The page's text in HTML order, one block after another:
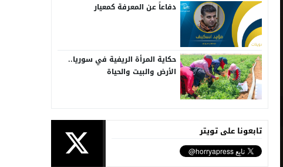
دفاعاً عن المعرفة كمعيار
حكاية المرأة الريفية في سوريا..
الأرض والبيت والحياة
تابعونا على تويتر